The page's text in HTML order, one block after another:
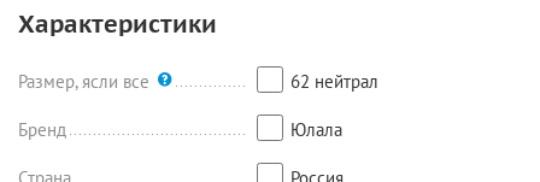
внутреннему шву 20 см, ширина 29 см, рукав 25 см;
внутреннему шву 22 см, ширина 30 см, рукав 27 см.
Характеристики
Размер, ясли все 62 нейтрал
Бренд Юлала